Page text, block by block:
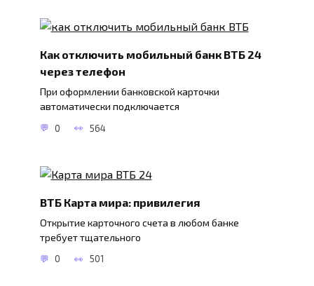
Как отключить мобильный банк ВТБ 24
через телефон
При оформлении банковской карточки
автоматически подключается
0 564
ВТБ Карта мира: привилегия
Открытие карточного счета в любом банке
требует тщательного
0 501